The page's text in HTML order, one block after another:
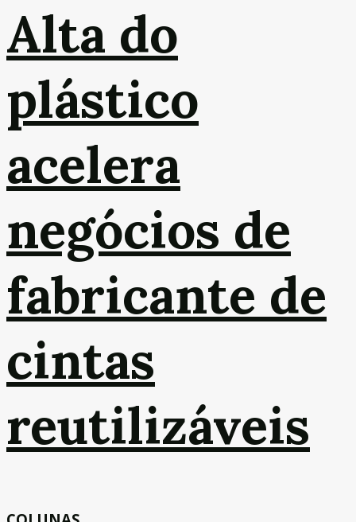
Alta do
plástico
acelera
negócios de
fabricante de
cintas
reutilizáveis